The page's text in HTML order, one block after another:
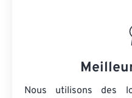
Nous utilisons des